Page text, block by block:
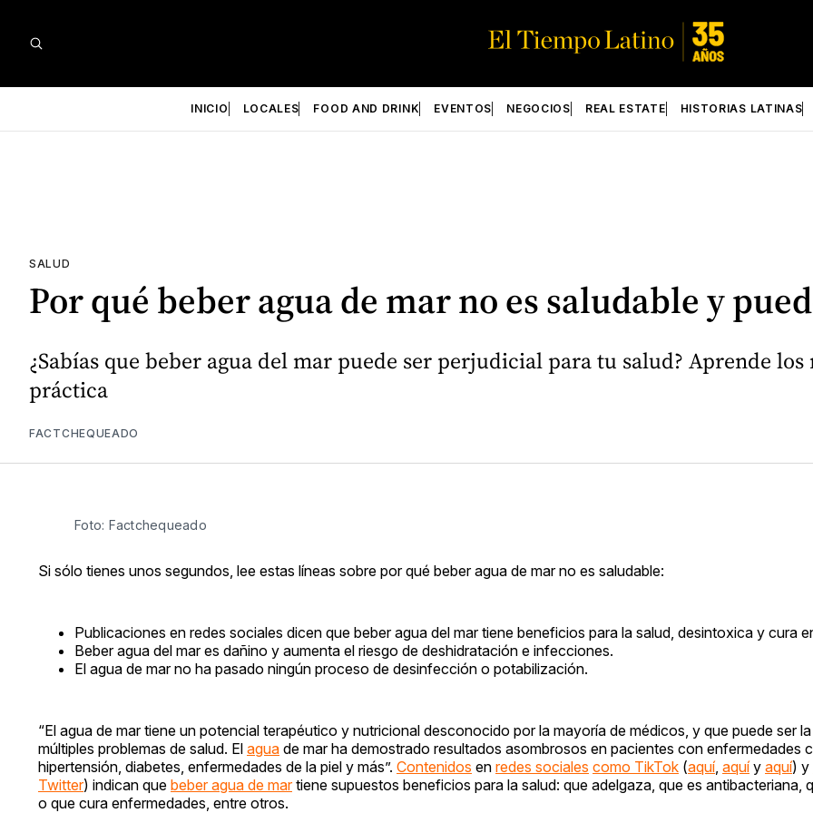
INICIO LOCALES FOOD AND DRINK EVENTOS NEGOCIOS REAL ESTATE HISTORIAS LATINAS
SALUD
Por qué beber agua de mar no es saludable y
¿Sabías que beber agua del mar puede ser perjudicial para tu salud? Aprende
práctica
FACTCHEQUEADO
Foto: Factchequeado
Si sólo tienes unos segundos, lee estas líneas sobre por qué beber agua de mar no es saludable:
Publicaciones en redes sociales dicen que beber agua del mar tiene beneficios para la salud, desintoxica y cura
Beber agua del mar es dañino y aumenta el riesgo de deshidratación e infecciones.
El agua de mar no ha pasado ningún proceso de desinfección o potabilización.
“El agua de mar tiene un potencial terapéutico y nutricional desconocido por la mayoría de médicos, y que puede ser
múltiples problemas de salud. El agua de mar ha demostrado resultados asombrosos en pacientes con enfermedades
hipertensión, diabetes, enfermedades de la piel y más”. Contenidos en redes sociales como TikTok (aquí, aquíy aquí) y
Twitter) indican que beber agua de martiene supuestos beneficios para la salud: que adelgaza, que es antibacteriana,
o que cura enfermedades, entre otros.